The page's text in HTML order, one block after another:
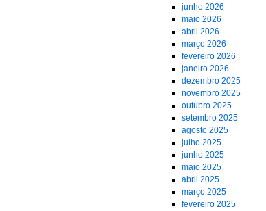
junho 2026
maio 2026
abril 2026
março 2026
fevereiro 2026
janeiro 2026
dezembro 2025
novembro 2025
outubro 2025
setembro 2025
agosto 2025
julho 2025
junho 2025
maio 2025
abril 2025
março 2025
fevereiro 2025